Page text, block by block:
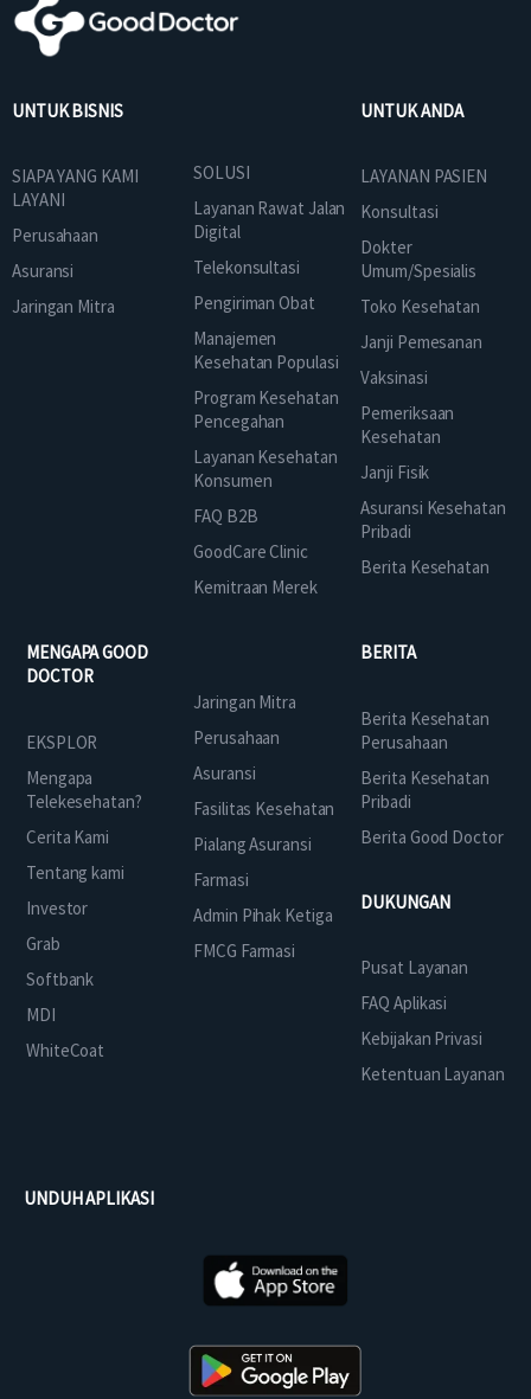
UNTUK BISNIS
SIAPA YANG KAMI
LAYANI
Perusahaan
Asuransi
Jaringan Mitra
SOLUSI
Layanan Rawat Jalan
Digital
Telekonsultasi
Pengiriman Obat
Manajemen
Kesehatan Populasi
Program Kesehatan
Pencegahan
Layanan Kesehatan
Konsumen
FAQ B2B
GoodCare Clinic
Kemitraan Merek
UNTUK ANDA
LAYANAN PASIEN
Konsultasi
Dokter
Umum/Spesialis
Toko Kesehatan
Janji Pemesanan
Vaksinasi
Pemeriksaan
Kesehatan
Janji Fisik
Asuransi Kesehatan
Pribadi
Berita Kesehatan
MENGAPA GOOD
DOCTOR
EKSPLOR
Mengapa
Telekesehatan?
Cerita Kami
Tentang kami
Investor
Grab
Softbank
MDI
WhiteCoat
Jaringan Mitra
Perusahaan
Asuransi
Fasilitas Kesehatan
Pialang Asuransi
Farmasi
Admin Pihak Ketiga
FMCG Farmasi
BERITA
Berita Kesehatan
Perusahaan
Berita Kesehatan
Pribadi
Berita Good Doctor
DUKUNGAN
Pusat Layanan
FAQ Aplikasi
Kebijakan Privasi
Ketentuan Layanan
UNDUH APLIKASI